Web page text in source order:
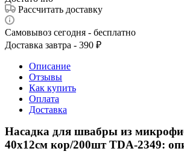
Рассчитать доставку
Самовывоз сегодня - бесплатно
Доставка завтра - 390 ₽
Описание
Отзывы
Как купить
Оплата
Доставка
Насадка для швабры из
40х12см кор/200шт TDA-2349: